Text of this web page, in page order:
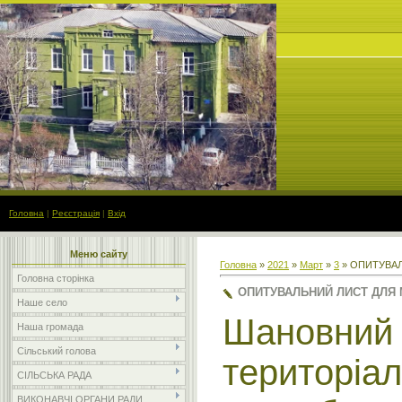
Головна | Реєстрація | Вхід
Меню сайту
Головна сторінка
Наше село
Наша громада
Сільський голова
СІЛЬСЬКА РАДА
ВИКОНАВЧІ ОРГАНИ РАДИ
Головна » 2021 » Март » 3 »
ОПИТУВАЛЬНИЙ ЛИСТ